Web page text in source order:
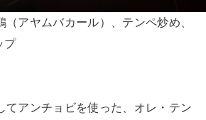
アヤムバカール）、テンペ炒め、
プ
てアンチョビを使った、オレ・テン